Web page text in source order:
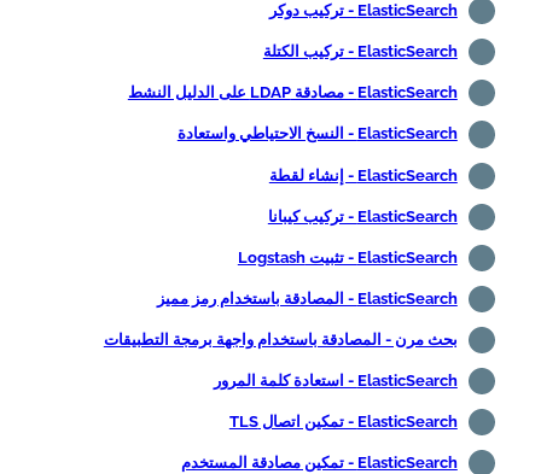
ElasticSearch - تركيب دوكر
ElasticSearch - تركيب الكتلة
ElasticSearch - مصادقة LDAP على الدليل النشط
ElasticSearch - النسخ الاحتياطي واستعادة
ElasticSearch - إنشاء لقطة
ElasticSearch - تركيب كيبانا
ElasticSearch - تثبيت Logstash
ElasticSearch - المصادقة باستخدام رمز مميز
بحث مرن - المصادقة باستخدام واجهة برمجة التطبيقات
ElasticSearch - استعادة كلمة المرور
ElasticSearch - تمكين اتصال TLS
ElasticSearch - تمكين مصادقة المستخدم